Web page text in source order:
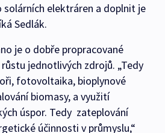
solárních elektráren a doplnit je
Sedlák.
je o dobře propracované
jednotlivých zdrojů. „Tedy
fotovoltaika, bioplynové
biomasy, a využití
úspor. Tedy zateplování
účinnosti v průmyslu,“